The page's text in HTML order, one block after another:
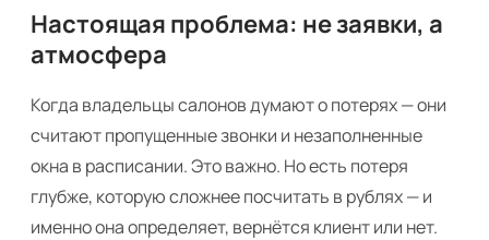
Настоящая проблема: не заявки, а
атмосфера
Когда владельцы салонов думают о потерях — они
считают пропущенные звонки и незаполненные
окна в расписании. Это важно. Но есть потеря
глубже, которую сложнее посчитать в рублях — и
именно она определяет, вернётся клиент или нет.